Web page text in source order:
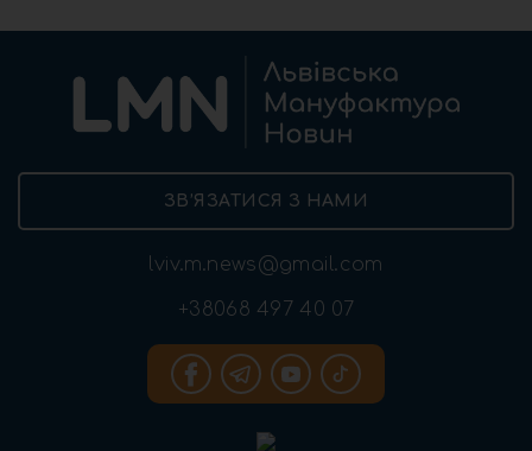
ЗВ’ЯЗАТИСЯ З НАМИ
lviv.m.news@gmail.com
+38068 497 40 07